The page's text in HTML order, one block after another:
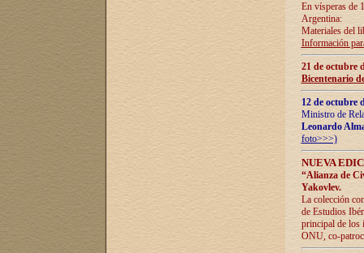
En vísperas de
Argentina:
Materiales del
Información
21 de octubre
Bicentenario
12 de octubre
Ministro de
Leonardo
foto>>>)
NUEVA
“Alianza de
Yakovlev.
La colección
de Estudios
principal de los
ONU, co-